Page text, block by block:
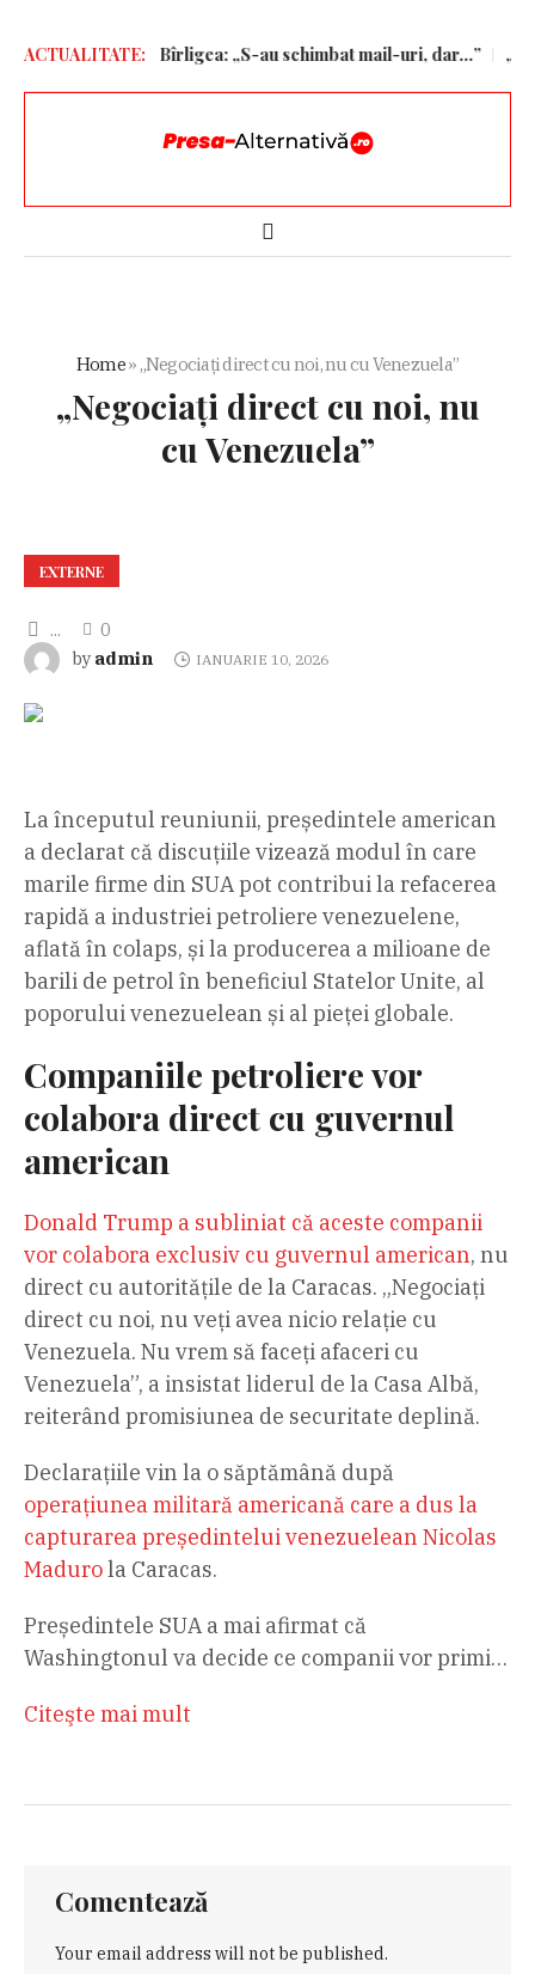
ACTUALITATE:
pentru Bîrligea: „S-au schimbat mail-uri, dar…” „Va fi
Home» „Negociați direct cu noi, nu cu Venezuela”
„Negociați direct cu noi, nu
cu Venezuela”
EXTERNE
...
0
by admin IANUARIE 10, 2026
La începutul reuniunii, președintele american
a declarat că discuțiile vizează modul în care
marile firme din SUA pot contribui la refacerea
rapidă a industriei petroliere venezuelene,
aflată în colaps, și la producerea a milioane de
barili de petrol în beneficiul Statelor Unite, al
poporului venezuelean și al pieței globale.
Companiile petroliere vor
colabora direct cu guvernul
american
Donald Trump a subliniat că aceste companii
vor colabora exclusiv cu guvernul american, nu
direct cu autoritățile de la Caracas. „Negociați
direct cu noi, nu veți avea nicio relație cu
Venezuela. Nu vrem să faceți afaceri cu
Venezuela”, a insistat liderul de la Casa Albă,
reiterând promisiunea de securitate deplină.
Declarațiile vin la o săptămână după
operațiunea militară americană care a dus la
capturarea președintelui venezuelean Nicolas
Madurola Caracas.
Președintele SUA a mai afirmat că
Washingtonul va decide ce companii vor primi…
Citeşte mai mult
Comentează
Your email address will not be published.